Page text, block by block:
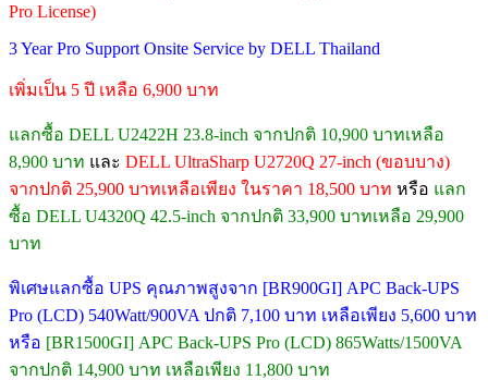
Pro License)
3 Year Pro Support Onsite Service by DELL Thailand
เพิ่มเป็น 5 ปี เหลือ 6,900 บาท
แลกซื้อ DELL U2422H 23.8-inch จากปกติ 10,900 บาทเหลือ
8,900 บาท และ DELL UltraSharp U2720Q 27-inch (ขอบบาง)
จากปกติ 25,900 บาทเหลือเพียง ในราคา 18,500 บาท หรือ แลก
ซื้อ DELL U4320Q 42.5-inch จากปกติ 33,900 บาทเหลือ 29,900
บาท
พิเศษแลกซื้อ UPS คุณภาพสูงจาก [BR900GI] APC Back-UPS
Pro (LCD) 540Watt/900VA ปกติ 7,100 บาท เหลือเพียง 5,600 บาท
หรือ [BR1500GI] APC Back-UPS Pro (LCD) 865Watts/1500VA
จากปกติ 14,900 บาท เหลือเพียง 11,800 บาท